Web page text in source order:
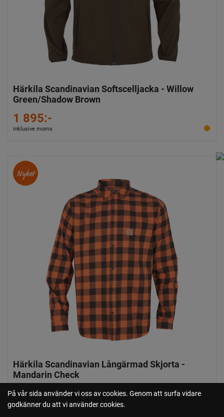
Härkila Scandinavian Softscelljacka - Willow
Green/Shadow Brown
1 895:-
inklusive moms
Nyhet
Härkila Scandinavian Långärmad Skjorta -
Mandarin Check
795:-
inklusive moms
På vår sida använder vi oss av cookies. Genom att surfa vidare
godkänner du att vi använder cookies.